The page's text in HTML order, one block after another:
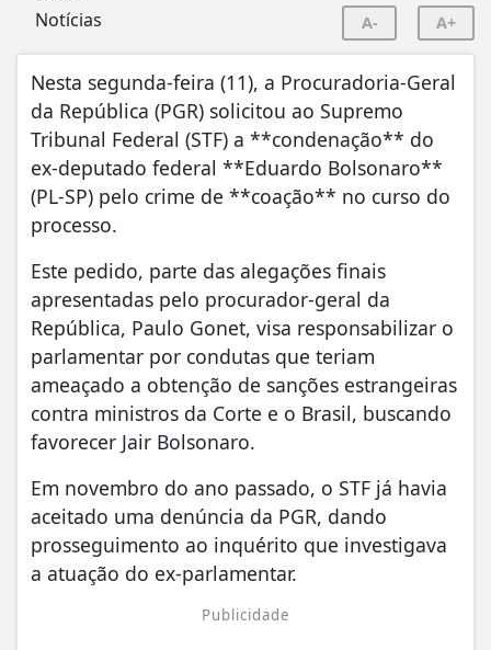
A- A+
Nesta segunda-feira (11), a Procuradoria-Geral
da República (PGR) solicitou ao Supremo
Tribunal Federal (STF) a **condenação** do
ex-deputado federal **Eduardo Bolsonaro**
(PL-SP) pelo crime de **coação** no curso do
processo.
Este pedido, parte das alegações finais
apresentadas pelo procurador-geral da
República, Paulo Gonet, visa responsabilizar o
parlamentar por condutas que teriam
ameaçado a obtenção de sanções estrangeiras
contra ministros da Corte e o Brasil, buscando
favorecer Jair Bolsonaro.
Em novembro do ano passado, o STF já havia
aceitado uma denúncia da PGR, dando
prosseguimento ao inquérito que investigava
a atuação do ex-parlamentar.
Publicidade